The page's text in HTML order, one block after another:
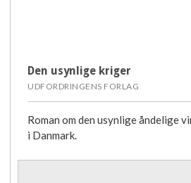
Den usynlige kriger
UDFORDRINGENS FORLAG
Roman om den usynlige åndelige
i Danmark.